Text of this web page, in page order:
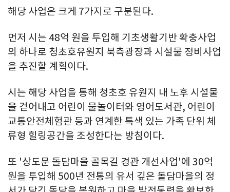
해당 사업은 크게 7가지로 구분된다.
먼저 시는 48억 원을 투입해 기초생활기반 확충사업
의 하나로 청초호유원지 북측광장과 시설물 정비사업
을 추진할 계획이다.
시는 해당 사업을 통해 청초호 유원지 내 노후 시설물
을 걷어내고 어린이 물놀이터와 영어도서관, 어린이
교통안전체험관 등과 연계한 특색 있는 가족 단위 체
류형 힐링공간을 조성한다는 방침이다.
또 '상도문 돌담마을 골목길 경관 개선사업'에 30억
원을 투입해 500년 전통의 유서 깊은 돌담마을의 정